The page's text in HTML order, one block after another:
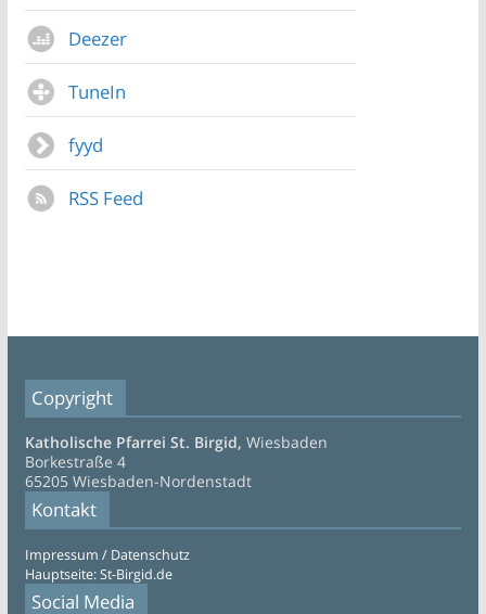
Deezer
TuneIn
fyyd
RSS Feed
Copyright
Katholische Pfarrei St. Birgid, Wiesbaden
Borkestraße 4
65205 Wiesbaden-Nordenstadt
Kontakt
Impressum / Datenschutz
Hauptseite: St-Birgid.de
Social Media